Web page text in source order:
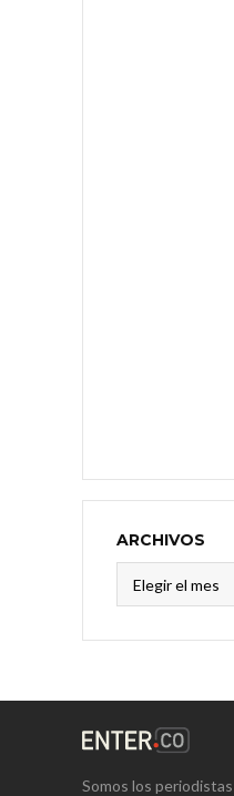
ARCHIVOS
Somos los